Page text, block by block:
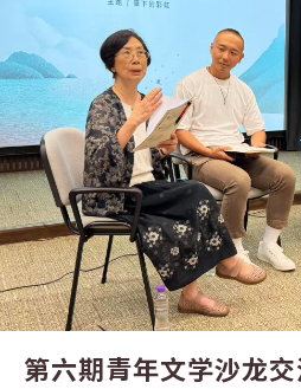
第六期青年文学沙龙